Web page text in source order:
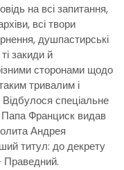
на всі запитання,
всі твори
душпастирські
закиди й
сторонами щодо
тривалим і
спеціальне
Франциск видав
Андрея
титул: до декрету
Праведний.